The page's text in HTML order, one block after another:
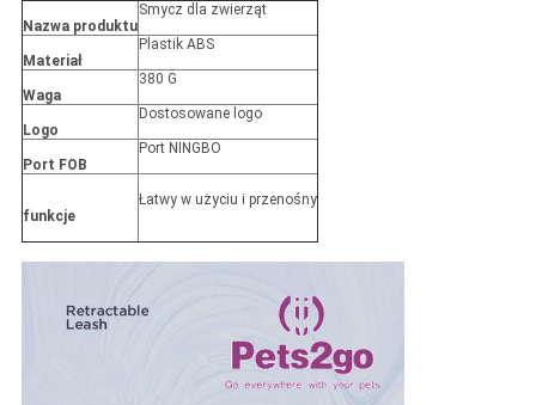
Nazwa produktu
Smycz dla zwierząt
Materiał
Plastik ABS
Waga
380 G
Logo
Dostosowane logo
Port FOB
Port NINGBO
funkcje
Łatwy w użyciu i przenośny